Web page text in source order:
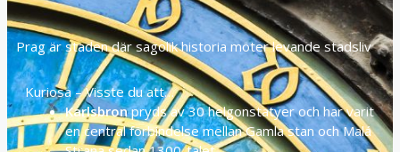
Prag är staden där sagolik historia möter levande stadsliv
Kuriosa – Visste du att…
Karlsbronpryds av 30 helgonstatyer och har varit
en central förbindelse mellan Gamla stan och Malá